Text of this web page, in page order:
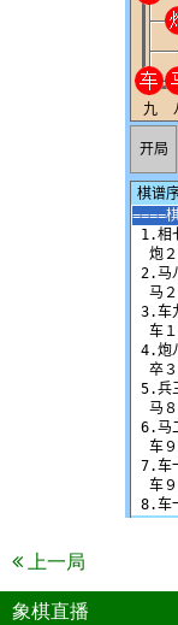
上一局
象棋直播